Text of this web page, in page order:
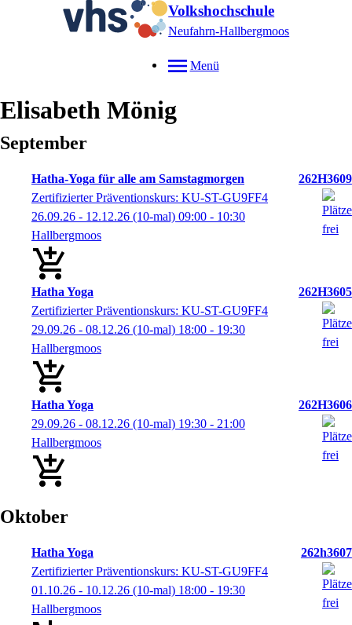
Volkshochschule
Neufahrn-Hallbergmoos
Menü
Elisabeth Mönig
September
Hatha-Yoga für alle am Samstagmorgen
262H3609
Zertifizierter Präventionskurs: KU-ST-GU9FF4
26.09.26 - 12.12.26 (10-mal) 09:00 - 10:30
Hallbergmoos
Hatha Yoga
262H3605
Zertifizierter Präventionskurs: KU-ST-GU9FF4
29.09.26 - 08.12.26 (10-mal) 18:00 - 19:30
Hallbergmoos
Hatha Yoga
262H3606
29.09.26 - 08.12.26 (10-mal) 19:30 - 21:00
Hallbergmoos
Oktober
Hatha Yoga
262h3607
Zertifizierter Präventionskurs: KU-ST-GU9FF4
01.10.26 - 10.12.26 (10-mal) 18:00 - 19:30
Hallbergmoos